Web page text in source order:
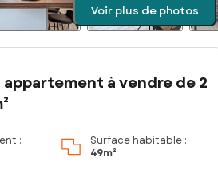
Voir plus de photos
à vendre de 2
:
Surface habitable :
49m²